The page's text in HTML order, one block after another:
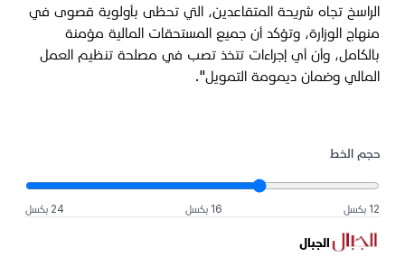
الراسخ تجاه شريحة المتقاعدين، التي تحظى بأولوية قصوى في
منهاج الوزارة، وتؤكد أن جميع المستحقات المالية مؤمنة
بالكامل، وأن أي إجراءات تتخذ تصب في مصلحة تنظيم العمل
المالي وضمان ديمومة التمويل".
حجم الخط
12 بكسل 16 بكسل 24 بكسل
الجبال